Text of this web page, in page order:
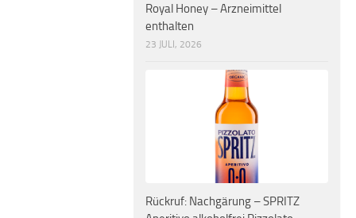
Royal Honey – Arzneimittel
enthalten
23 JULI, 2026
Rückruf: Nachgärung – SPRITZ